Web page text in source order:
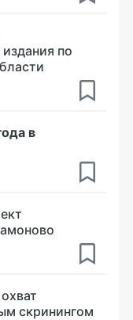
по
в
скринингом